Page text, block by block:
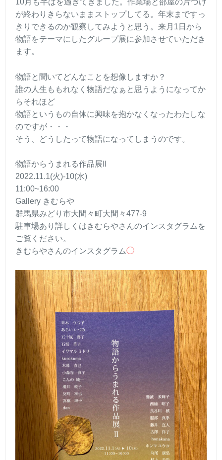
10月も半ばを過ぎてきました。作業場と部屋の片づけ
が終わりきらないままストップしてる。年末まですっ
きりできるのか観察してみようと思う。来月1日から
物語をテーマにしたグループ展に参加させていただき
ます。
物語と聞いてどんなことを想像しますか？
誰の人生ももれなく物語だなぁと思うようになってか
らそれほど
物語というもの自体に興味を抱かなくなったわたしな
のですが・・・
そう、どうしたって物語になってしまうのです。
物語からうまれる作品展II
2022.11.1(火)-10(水)
11:00~16:00
Gallery きむらや
群馬県みどり市大間々町大間々477-9
駐車場あり詳しくはきむらやさんのインスタグラムを
ご覧ください。
きむらやさんのインスタグラム◯